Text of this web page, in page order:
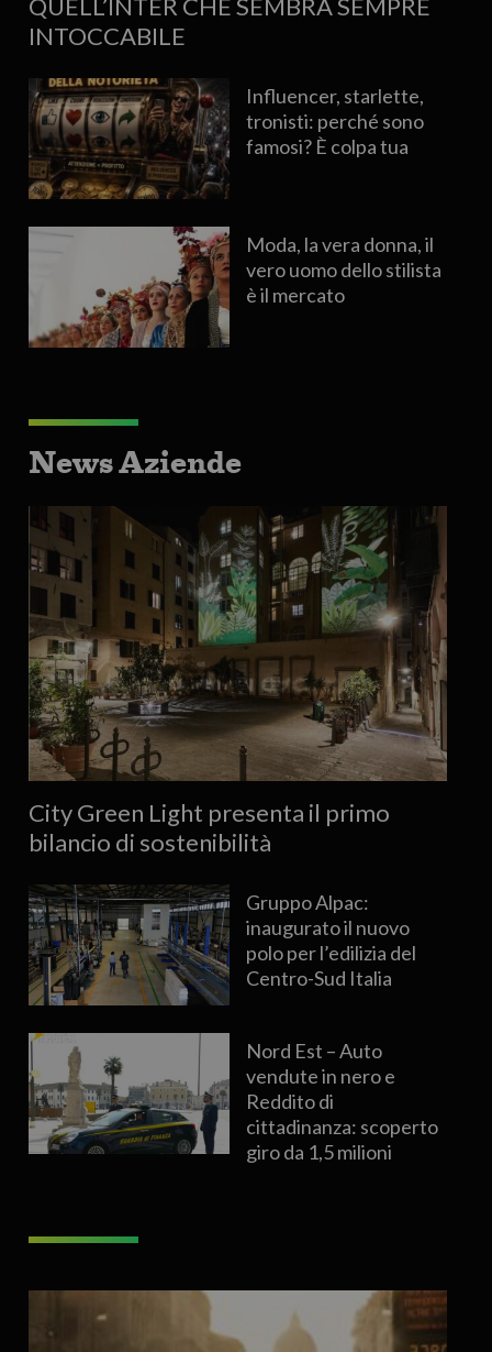
QUELL’INTER CHE SEMBRA SEMPRE
INTOCCABILE
Influencer, starlette,
tronisti: perché sono
famosi? È colpa tua
Moda, la vera donna, il
vero uomo dello stilista
è il mercato
News Aziende
City Green Light presenta il primo
bilancio di sostenibilità
Gruppo Alpac:
inaugurato il nuovo
polo per l’edilizia del
Centro-Sud Italia
Nord Est – Auto
vendute in nero e
Reddito di
cittadinanza: scoperto
giro da 1,5 milioni